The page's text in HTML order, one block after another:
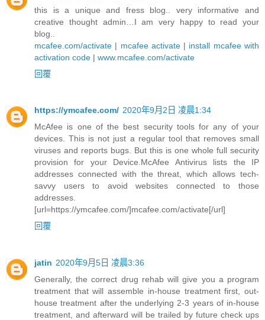
this is a unique and fress blog.. very informative and
creative thought admin…I am very happy to read your
blog..
mcafee.com/activate | mcafee activate| install mcafee with
activation code | www.mcafee.com/activate
回覆
https://ymcafee.com/ 2020年9月2日 凌晨1:34
McAfee is one of the best security tools for any of your
devices. This is not just a regular tool that removes small
viruses and reports bugs. But this is one whole full security
provision for your Device.McAfee Antivirus lists the IP
addresses connected with the threat, which allows tech-
savvy users to avoid websites connected to those
addresses.
[url=https://ymcafee.com/]mcafee.com/activate[/url]
回覆
jatin 2020年9月5日 凌晨3:36
Generally, the correct drug rehab will give you a program
treatment that will assemble in-house treatment first, out-
house treatment after the underlying 2-3 years of in-house
treatment, and afterward will be trailed by future check ups